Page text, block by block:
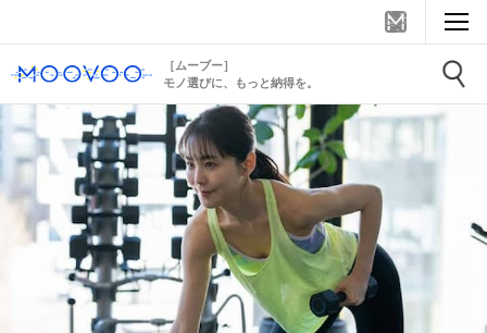
［ムーブー］
モノ選びに、もっと納得を。